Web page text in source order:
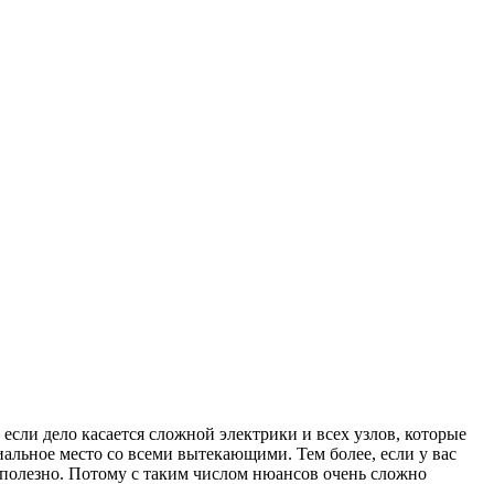
дело касается сложной электрики и всех узлов, которые
место со всеми вытекающими. Тем более, если у вас
Потому с таким числом нюансов очень сложно